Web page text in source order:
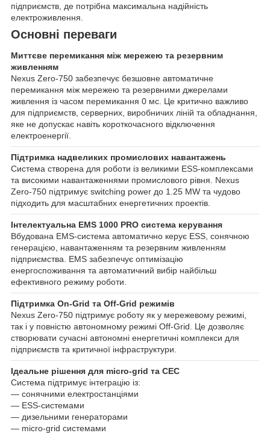
підприємств, де потрібна максимальна надійність
електроживлення.
Основні переваги
Миттєве перемикання між мережею та резервним
живленням
Nexus Zero-750 забезпечує безшовне автоматичне
перемикання між мережею та резервними джерелами
живлення із часом перемикання 0 мс. Це критично важливо
для підприємств, серверних, виробничих ліній та обладнання,
яке не допускає навіть короткочасного відключення
електроенергії.
Підтримка надвеликих промислових навантажень
Система створена для роботи із великими ESS-комплексами
та високими навантаженнями промислового рівня. Nexus
Zero-750 підтримує switching power до 1.25 MW та чудово
підходить для масштабних енергетичних проектів.
Інтелектуальна EMS 1000 PRO система керування
Вбудована EMS-система автоматично керує ESS, сонячною
генерацією, навантаженням та резервним живленням
підприємства. EMS забезпечує оптимізацію
енергоспоживання та автоматичний вибір найбільш
ефективного режиму роботи.
Підтримка On-Grid та Off-Grid режимів
Nexus Zero-750 підтримує роботу як у мережевому режимі,
так і у повністю автономному режимі Off-Grid. Це дозволяє
створювати сучасні автономні енергетичні комплекси для
підприємств та критичної інфраструктури.
Ідеальне рішення для micro-grid та СЕС
Система підтримує інтеграцію із:
— сонячними електростанціями
— ESS-системами
— дизельними генераторами
— micro-grid системами